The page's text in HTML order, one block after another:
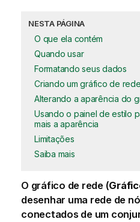
NESTA PÁGINA
O que ela contém
Quando usar
Formatando seus dados
Criando um gráfico de rede
Alterando a aparência do
Usando o painel de estilo
mais a aparência
Limitações
Saiba mais
O gráfico de rede (
desenhar uma rede de
conectados de um